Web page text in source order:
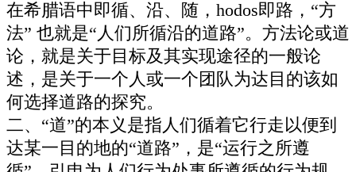
在希腊语中即循、沿、随，hodos即路，“方
法” 也就是“人们所循沿的道路”。方法论或道
论，就是关于目标及其实现途径的一般论
述，是关于一个人或一个团队为达目的该如
何选择道路的探究。
二、“道”的本义是指人们循着它行走以便到
达某一目的地的“道路”，是“运行之所遵